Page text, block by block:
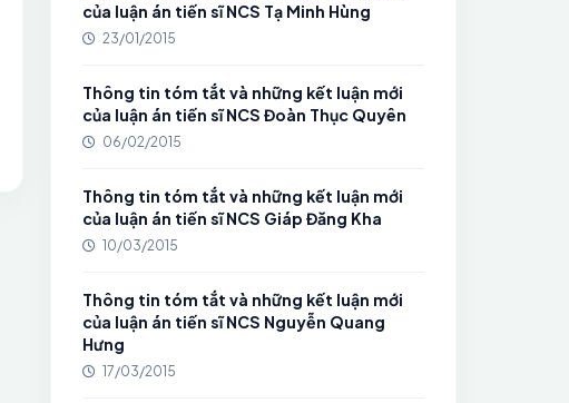
của luận án tiến sĩ NCS Tạ Minh Hùng
23/01/2015
Thông tin tóm tắt và những kết luận mới
của luận án tiến sĩ NCS Đoàn Thục Quyên
06/02/2015
Thông tin tóm tắt và những kết luận mới
của luận án tiến sĩ NCS Giáp Đăng Kha
10/03/2015
Thông tin tóm tắt và những kết luận mới
của luận án tiến sĩ NCS Nguyễn Quang
Hưng
17/03/2015